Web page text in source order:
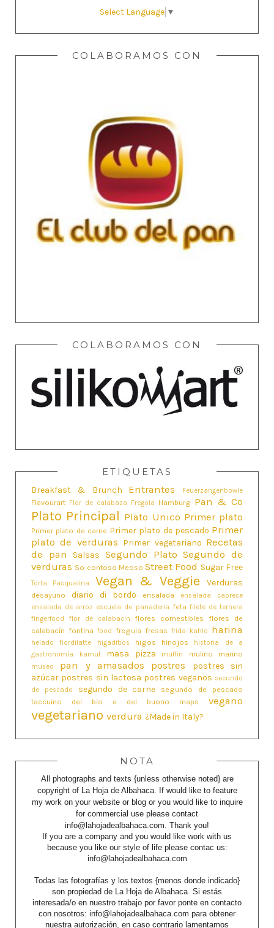
Select Language ▼
COLABORAMOS CON
COLABORAMOS CON
ETIQUETAS
Breakfast & Brunch Entrantes Feuerzangenbowle
Flavourart Flor de calabaza Fregola Hamburg Pan & Co
Plato Principal Plato Unico Primer plato
Primer plato de carne Primer plato de pescado Primer
plato de verduras Primer vegetariano Recetas
de pan
Salsas Segundo Plato Segundo de
verduras So contoso Meoso Street Food Sugar Free
Torta Pasqualina Vegan & Veggie Verduras
desayuno diario di bordo ensalada
ensalada caprese
ensalada de arroz escuela de panaderia feta filete de ternera
fingerfood
flor de calabacin flores comestibles
flores de
calabacín fontina food fregula fresas frida kahlo harina
helado fiordilatte higaditios higos hinojos
historia de a
gastronomía
kamut masa pizza muffin mulino marino
museo pan y amasados postres
postres sin
azúcar postres sin lactosa postres veganos secundo
de pescado
segundo de carne
segundo de pescado
taccuino del bio e del buono maps
vegano
vegetariano verdura ¿Made in Italy?
NOTA
All photographs and texts {unless otherwise noted} are
copyright of La Hoja de Albahaca. If would like to feature
my work on your website or blog or you would like to inquire
for commercial use please contact
info@lahojadealbahaca.com. Thank you!
If you are a company and you would like work with us
because you like our style of life please contac us:
info@lahojadealbahaca.com
Todas las fotografías y los textos {menos donde indicado}
son propiedad de La Hoja de Albahaca. Si estás
interesada/o en nuestro trabajo por favor ponte en contacto
con nosotros: info@lahojadealbahaca.com para obtener
nuestra autorización, en caso contrario lamentamos